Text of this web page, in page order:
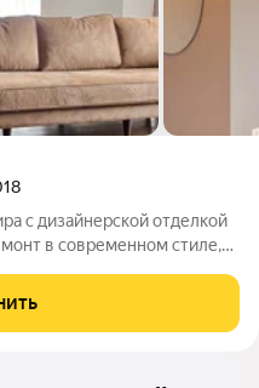
с дизайнерской отделкой
в современном стиле,
гостиная (38м), спальня